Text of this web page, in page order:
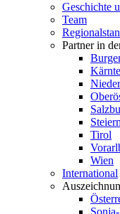
Geschichte
Team
Partner in
Tirol
Wien
International